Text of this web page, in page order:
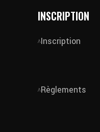
INSCRIPTION
Inscription
Règlements